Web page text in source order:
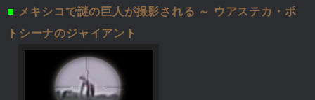
■ メキシコで謎の巨人が撮影される ～ ウアステカ・ポ
トシーナのジャイアント